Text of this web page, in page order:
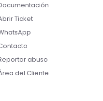
Ticket
abuso
del Cliente
Host. 👋
projetos com
e automação. O